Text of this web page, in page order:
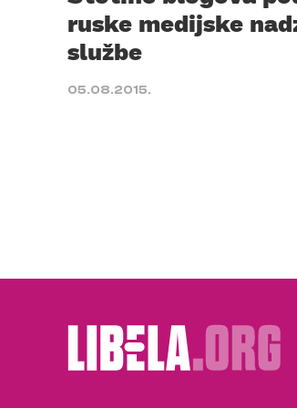
ruske medijske
službe
05.08.2015.